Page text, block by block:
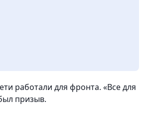
работали для фронта. «Все для
призыв.